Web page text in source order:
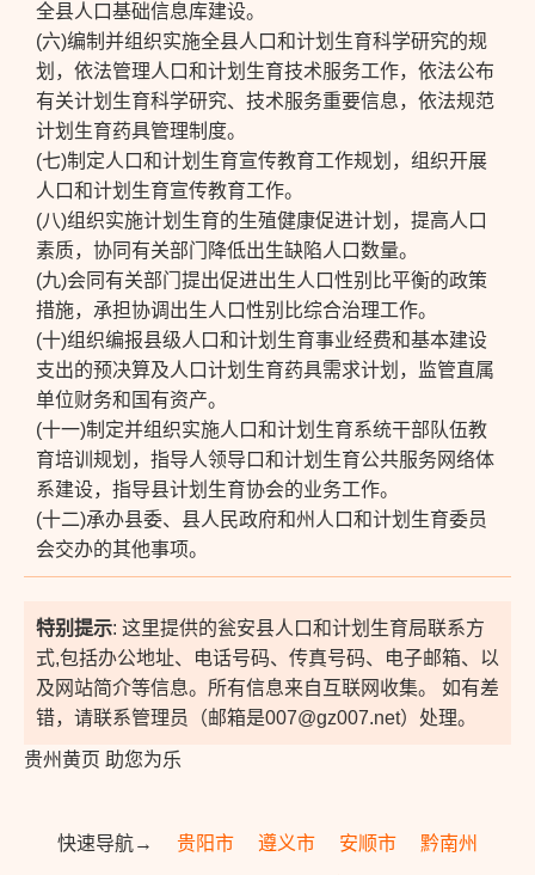
全县人口基础信息库建设。
(六)编制并组织实施全县人口和计划生育科学研究的规
划，依法管理人口和计划生育技术服务工作，依法公布
有关计划生育科学研究、技术服务重要信息，依法规范
计划生育药具管理制度。
(七)制定人口和计划生育宣传教育工作规划，组织开展
人口和计划生育宣传教育工作。
(八)组织实施计划生育的生殖健康促进计划，提高人口
素质，协同有关部门降低出生缺陷人口数量。
(九)会同有关部门提出促进出生人口性别比平衡的政策
措施，承担协调出生人口性别比综合治理工作。
(十)组织编报县级人口和计划生育事业经费和基本建设
支出的预决算及人口计划生育药具需求计划，监管直属
单位财务和国有资产。
(十一)制定并组织实施人口和计划生育系统干部队伍教
育培训规划，指导人领导口和计划生育公共服务网络体
系建设，指导县计划生育协会的业务工作。
(十二)承办县委、县人民政府和州人口和计划生育委员
会交办的其他事项。
特别提示: 这里提供的瓮安县人口和计划生育局联系方
式,包括办公地址、电话号码、传真号码、电子邮箱、以
及网站简介等信息。所有信息来自互联网收集。 如有差
错，请联系管理员（邮箱是007@gz007.net）处理。
贵州黄页 助您为乐
快速导航→ 贵阳市 遵义市 安顺市 黔南州